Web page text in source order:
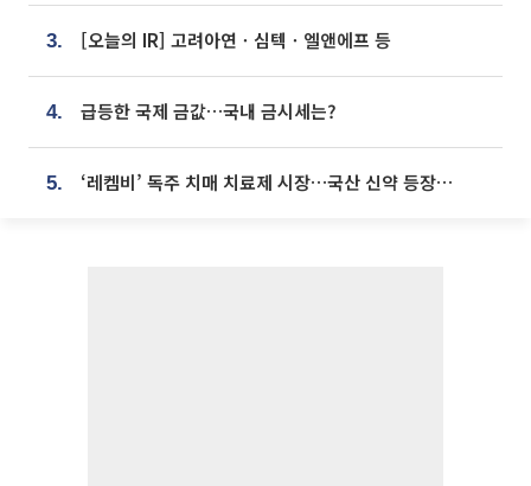
3. [오늘의 IR] 고려아연ㆍ심텍ㆍ엘앤에프 등
4. 급등한 국제 금값…국내 금시세는?
5. ‘레켐비’ 독주 치매 치료제 시장…국산 신약 등장하나